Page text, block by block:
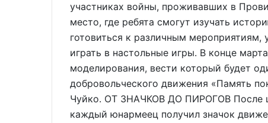
участниках войны, проживавших в
место, где ребята смогут изучать
готовиться к различным мероприятиям,
играть в настольные игры. В конце
моделирования, вести который будет
добровольческого движения «Память
Чуйко. ОТ ЗНАЧКОВ ДО ПИРОГОВ После
каждый юнармеец получил значок